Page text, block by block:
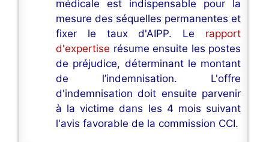
médicale est indispensable pour la
mesure des séquelles permanentes et
fixer le taux d'AIPP. Le rapport
d'expertise résume ensuite les postes
de préjudice, déterminant le montant
de l’indemnisation. L'offre
d'indemnisation doit ensuite parvenir
à la victime dans les 4 mois suivant
l'avis favorable de la commission CCI.